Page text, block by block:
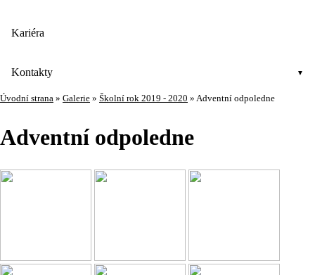
Kariéra
Kontakty
Úvodní strana » Galerie » Školní rok 2019 - 2020 » Adventní odpoledne
Adventní odpoledne